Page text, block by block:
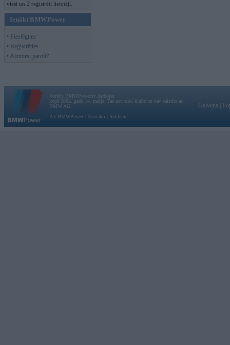
viesi un 2 reģistrēti lietotāji.
Ienākt BMWPower
• Pieslēgties
• Reģistrēties
• Aizmirsi paroli?
Vortāls BMWPower.lv darbojas
kopš 2002. gada 14. maija. Tas nav auto klubs un nav saistīts ar
BMW AG.
Par BMWPower
Kontakti Reklāma
Galvena